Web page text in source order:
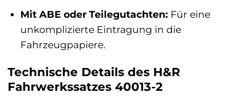
Mit ABE oder Teilegutachten:Für eine
unkomplizierte Eintragung in die
Fahrzeugpapiere.
Technische Details des H&R
Fahrwerkssatzes 40013-2